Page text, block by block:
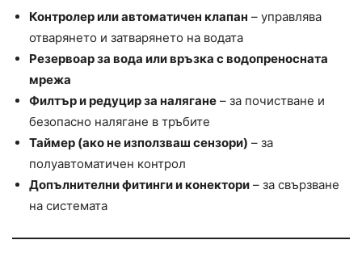
Контролер или автоматичен клапан – управлява
отварянето и затварянето на водата
Резервоар за вода или връзка с водопреносната
мрежа
Филтър и редуцир за налягане – за почистване и
безопасно налягане в тръбите
Таймер (ако не използваш сензори) – за
полуавтоматичен контрол
Допълнителни фитинги и конектори – за свързване
на системата